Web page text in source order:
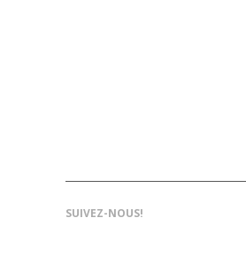
SUIVEZ-NOUS!